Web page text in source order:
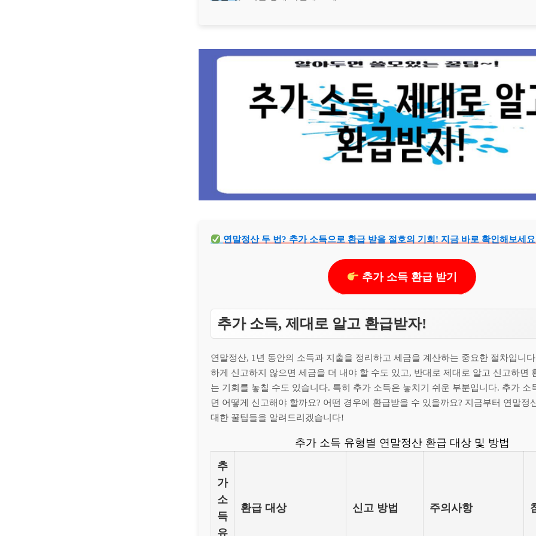
연말정산 두 번? 추가 소득으로 환급 받을 절호의 기회! 지금 바로 확인해보세
추가 소득 환급 받기
추가 소득, 제대로 알고 환급받자!
연말정산, 1년 동안의 소득과 지출을 정리하고 세금을 계산하는 중요한 절차입니
하게 신고하지 않으면 세금을 더 내야 할 수도 있고, 반대로 제대로 알고 신고하면
는 기회를 놓칠 수도 있습니다. 특히 추가 소득은 놓치기 쉬운 부분입니다. 추가 소
면 어떻게 신고해야 할까요? 어떤 경우에 환급받을 수 있을까요? 지금부터 연말정
대한 꿀팁들을 알려드리겠습니다!
추가 소득 유형별 연말정산 환급 대상 및 방법
추
가
소
득
유
환급 대상 신고 방법 주의사항